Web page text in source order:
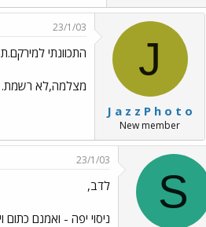
J
J a z z P h o t o
New member
23/1/03
התכוונתי
מצלמה,לא רשמת.
S
23/1/03
לדב,
ניסוי יפה - ואמנם